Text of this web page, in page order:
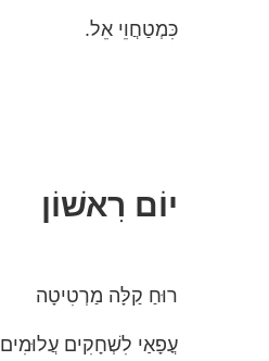
כִּמְטַחֲוֵי אֵל.
יוֹם רִאשׁוֹן
רוּחַ קַלָּה מַרְטִיטָה
עֳפָאַי לִשְׁחָקִים עֲלוּמִים